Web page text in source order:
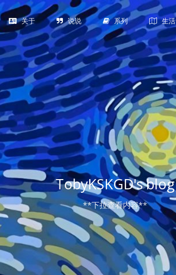
关于 说说 系列 生活
TobyKSKGD's blog
**下拉查看内容**